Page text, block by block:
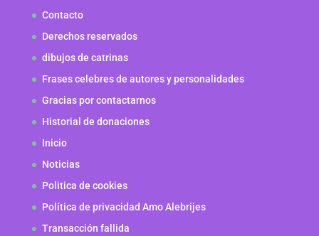
Contacto
Derechos reservados
dibujos de catrinas
Frases celebres de autores y personalidades
Gracias por contactarnos
Historial de donaciones
Inicio
Noticias
Politica de cookies
Política de privacidad Amo Alebrijes
Transacción fallida